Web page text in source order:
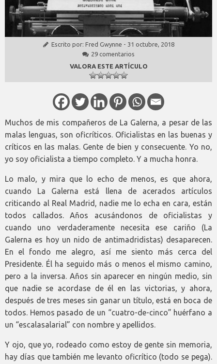
Escrito por: Fred Gwynne - 31 octubre, 2018
29 comentarios
VALORA ESTE ARTÍCULO
Muchos de mis compañeros de La Galerna, a pesar de las
malas lenguas, son oficríticos. Oficialistas en las buenas y
críticos en las malas. Gente de bien y consecuente. Yo no,
yo soy oficialista a tiempo completo. Y a mucha honra.
Lo malo, y mira que lo echo de menos, es que ahora,
cuando La Galerna está llena de acerados artículos
criticando al Real Madrid, nadie me lo echa en cara, están
todos callados. Años acusándonos de oficialistas y
cuando uno verdaderamente necesita ese cariño (La
Galerna es hoy un nido de antimadridistas) desaparecen.
En el fondo me alegro, así me siento más cerca del
Presidente. Él ha seguido más o menos el mismo camino,
pero a la inversa. Años sin aparecer en ningún medio, sin
que nadie se acordase de él en las victorias, y ahora,
después de tres meses sin ganar un título, está en boca de
todos. Hemos pasado de un “cuatro-de-cinco” huérfano a
un “escalasalarial” con nombre y apellidos.
Y ojo, que yo, rodeado como estoy de gente sin memoria,
hay días que también me levanto oficrítico (todo se pega).